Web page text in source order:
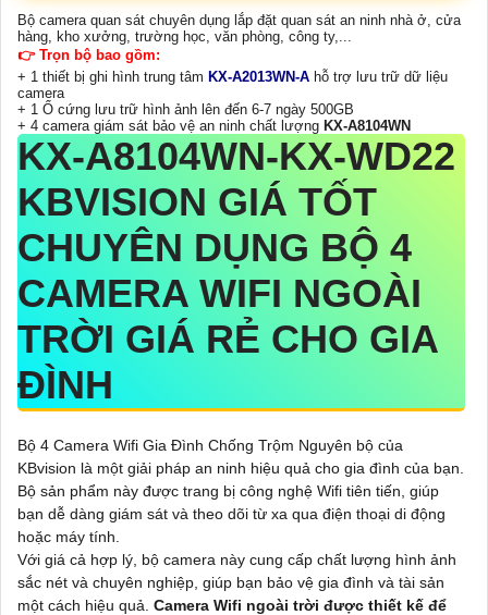
Bộ camera quan sát chuyên dụng lắp đặt quan sát an ninh nhà ở, cửa
hàng, kho xưởng, trường học, văn phòng, công ty,...
👉 Trọn bộ bao gồm:
+ 1 thiết bị ghi hình trung tâm KX-A2013WN-A hỗ trợ lưu trữ dữ liệu
camera
+ 1 Ổ cứng lưu trữ hình ảnh lên đến 6-7 ngày 500GB
+ 4 camera giám sát bảo vệ an ninh chất lượng KX-A8104WN
KX-A8104WN-KX-WD22
KBVISION GIÁ TỐT
CHUYÊN DỤNG BỘ 4
CAMERA WIFI NGOÀI
TRỜI GIÁ RẺ CHO GIA
ĐÌNH
Bộ 4 Camera Wifi Gia Đình Chống Trộm Nguyên bộ của
KBvision là một giải pháp an ninh hiệu quả cho gia đình của bạn.
Bộ sản phẩm này được trang bị công nghệ Wifi tiên tiến, giúp
bạn dễ dàng giám sát và theo dõi từ xa qua điện thoại di động
hoặc máy tính.
Với giá cả hợp lý, bộ camera này cung cấp chất lượng hình ảnh
sắc nét và chuyên nghiệp, giúp bạn bảo vệ gia đình và tài sản
một cách hiệu quả. Camera Wifi ngoài trời được thiết kế để